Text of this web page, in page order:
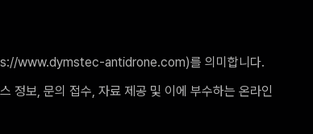
www.dymstec-antidrone.com)를 의미합니다.
정보, 문의 접수, 자료 제공 및 이에 부수하는 온라인